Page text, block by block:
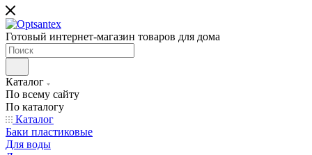
Готовый интернет-магазин товаров для дома
Каталог
По всему сайту
По каталогу
Каталог
Баки пластиковые
Для воды